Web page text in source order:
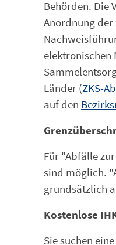
Behörden. Die
Anordnung
elektronischen
Länder (ZKS-
auf den
Für "Abfälle
sind möglich.
grundsätzlich
Kostenlose
Sie suchen